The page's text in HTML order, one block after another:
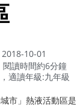
2018-10-01
閱讀時間約6分鐘
適讀年級:九年級
城市」熱液活動區